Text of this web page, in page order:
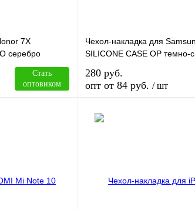
7X
серебро
Стать
оптовиком
В
Чехол-накладка для
SILICONE CASE OP темно-
280 руб.
опт от 84 руб. / шт
В избранное